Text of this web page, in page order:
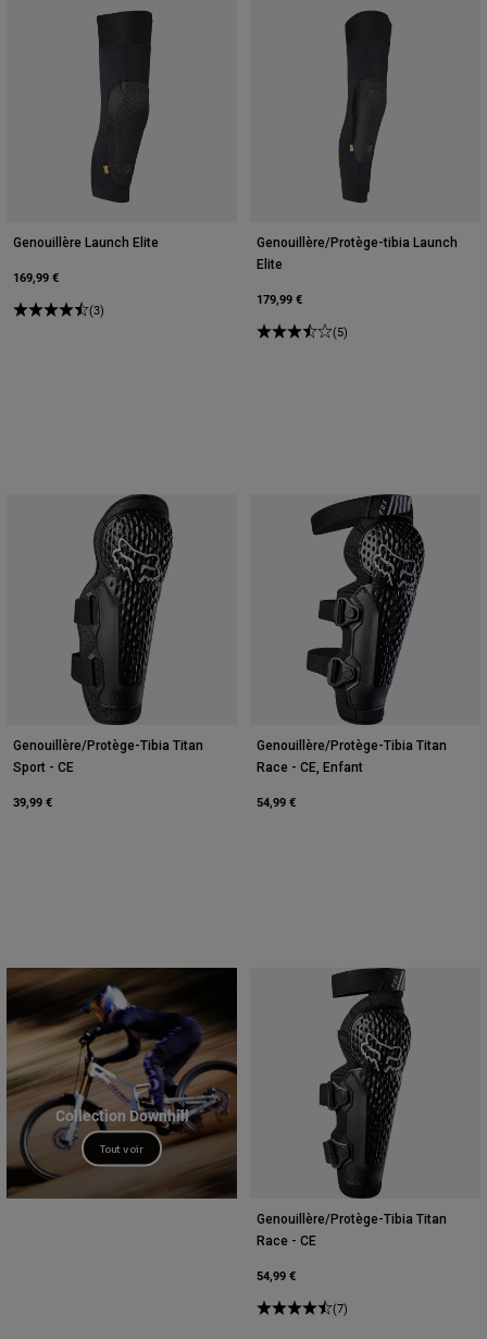
Genouillère Launch Elite
169,99 €
(3)
Genouillère/Protège-tibia Launch
Elite
179,99 €
(5)
Genouillère/Protège-Tibia Titan
Sport - CE
39,99 €
Genouillère/Protège-Tibia Titan
Race - CE, Enfant
54,99 €
Collection Downhill
Tout voir
Genouillère/Protège-Tibia Titan
Race - CE
54,99 €
(7)